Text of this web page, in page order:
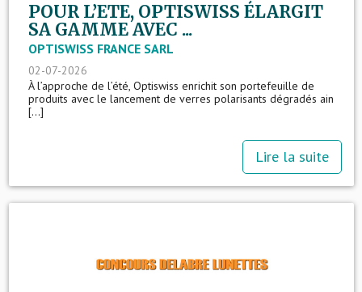
POUR L’ETE, OPTISWISS ÉLARGIT
SA GAMME AVEC ...
OPTISWISS FRANCE SARL
02-07-2026
À l’approche de l’été, Optiswiss enrichit son portefeuille de
produits avec le lancement de verres polarisants dégradés ain
[...]
Lire la suite